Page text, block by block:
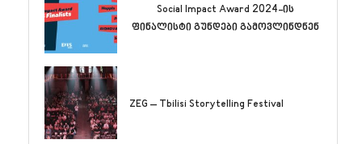
Social Impact Award 2024-ის
ფინალისტი გუნდები გამოვლინდნენ
ZEG – Tbilisi Storytelling Festival